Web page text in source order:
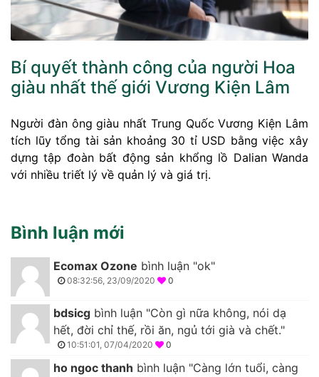
Bí quyết thành công của người Hoa
giàu nhất thế giới Vương Kiện Lâm
Người đàn ông giàu nhất Trung Quốc Vương Kiện Lâm
tích lũy tổng tài sản khoảng 30 tỉ USD bằng việc xây
dựng tập đoàn bất động sản khổng lồ Dalian Wanda
với nhiều triết lý về quản lý và giá trị.
Bình luận mới
Ecomax Ozone bình luận "ok"
08:32:56, 23/09/2020 0
bdsicg bình luận "Còn gì nữa không, nói dạ
hết, đời chỉ thế, rồi ăn, ngủ tới già và chết."
10:51:01, 07/04/2020 0
ho ngoc thanh bình luận "Càng lớn tuổi, càng